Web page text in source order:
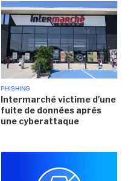
PHISHING
Intermarché victime d'une
fuite de données après
une cyberattaque